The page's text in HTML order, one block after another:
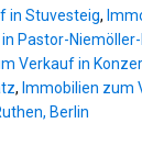
Gästeetage oder
ist der ca.
mit direktem
Möglichkeiten
zusätzlichen
sorgt
in Stuvesteig,
Pastor-
Verkauf in
, Immobilien zum
Berlin